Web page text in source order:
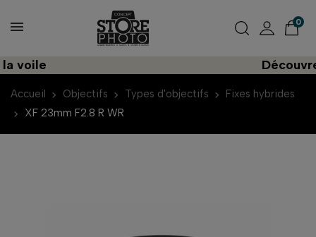
0
Découvrez
Accueil Objectifs Types d'objectifs
Fixes hybrides
XF 23mm F2.8 R WR